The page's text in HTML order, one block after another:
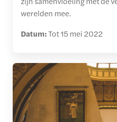
werelden mee.
Datum:Tot 15 mei 2022